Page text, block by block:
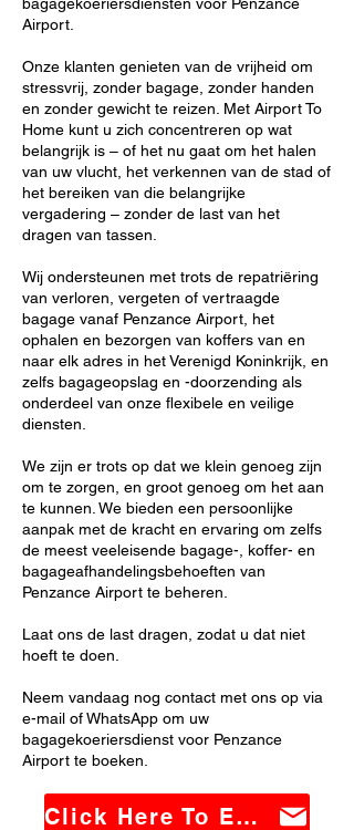
Airport.
Onze klanten genieten van de vrijheid om
stressvrij, zonder bagage, zonder handen
en zonder gewicht te reizen. Met Airport To
Home kunt u zich concentreren op wat
belangrijk is – of het nu gaat om het halen
van uw vlucht, het verkennen van de stad of
het bereiken van die belangrijke
vergadering – zonder de last van het
dragen van tassen.
Wij ondersteunen met trots de repatriëring
van verloren, vergeten of vertraagde
bagage vanaf Penzance Airport, het
ophalen en bezorgen van koffers van en
naar elk adres in het Verenigd Koninkrijk, en
zelfs bagageopslag en -doorzending als
onderdeel van onze flexibele en veilige
diensten.
We zijn er trots op dat we klein genoeg zijn
om te zorgen, en groot genoeg om het aan
te kunnen. We bieden een persoonlijke
aanpak met de kracht en ervaring om zelfs
de meest veeleisende bagage-, koffer- en
bagageafhandelingsbehoeften van
Penzance Airport te beheren.
Laat ons de last dragen, zodat u dat niet
hoeft te doen.
Neem vandaag nog contact met ons op via
e-mail of WhatsApp om uw
bagagekoeriersdienst voor Penzance
Airport te boeken.
Click Here To Email Us